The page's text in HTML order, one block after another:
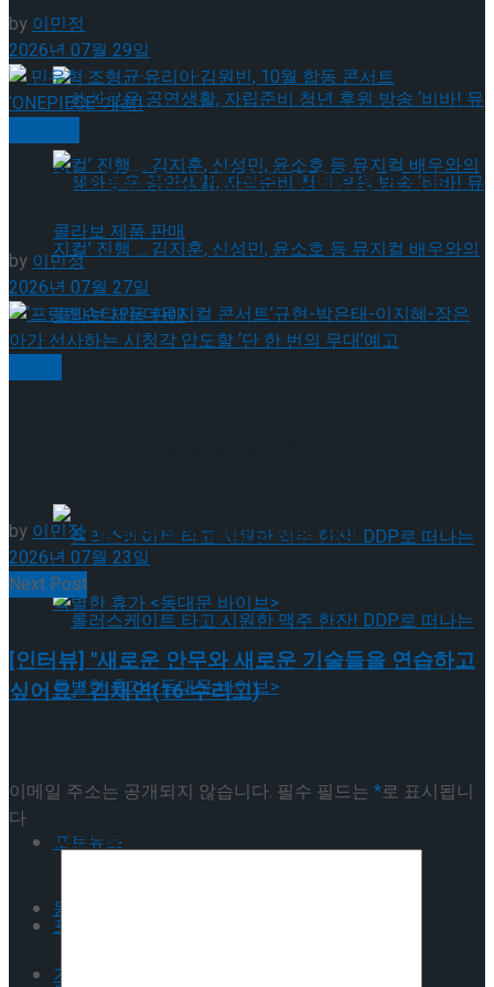
약 체결
혜화로운 공연생활, 자립준비 청년 후원 방송
‘비바! 뮤지컬’ 진행 … 김지훈, 신성민, 윤소호 등
롤러스케이트 타고 시원한 맥주 한잔! DDP로 떠
포토뉴스
동영상
기획기사
국립극장 – 관광공사, 공연 관광 활성화 업무협
약 체결
뮤지컬 배우와의 콜라보 제품 판매
나는 특별한 휴가 <동대문 바이브>
포토뉴스
by이민정
2026년 07월 29일
민우혁·조형균·유리아·김원빈, 10월 합동 콘서트
by이민정
2026년 07월 27일
by이민정
2026년 07월 23일
Next Post
[인터뷰] "새로운 안무와 새로운 기술들을 연습하고
싶어요." 김채연(16·수리고)
이메일 주소는 공개되지 않습니다. 필수 필드는 *로 표시됩니
다